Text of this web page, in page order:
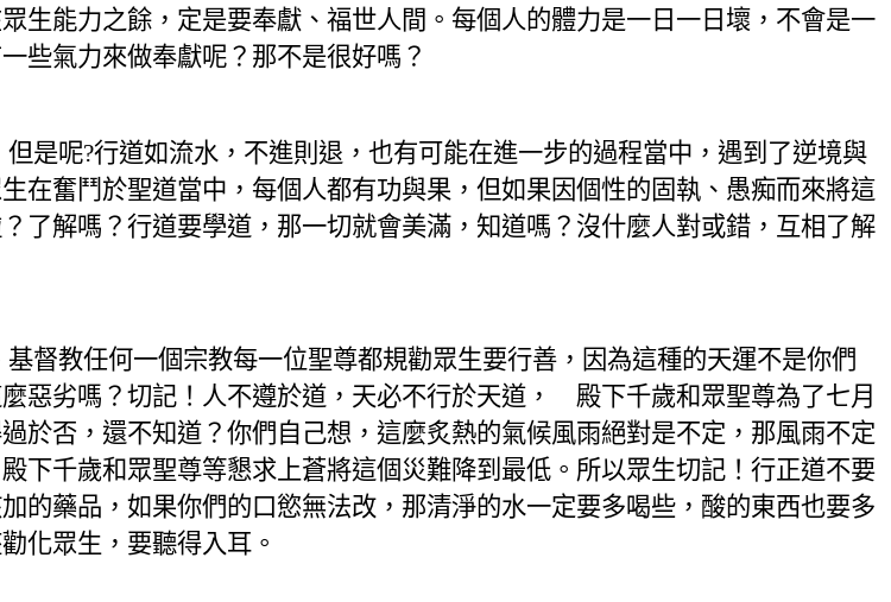
生能力之餘，定是要奉獻、福世人間。每個人的體力是一日一日壞，不會是一
些氣力來做奉獻呢？那不是很好嗎？
但是呢?行道如流水，不進則退，也有可能在進一步的過程當中，遇到了逆境與
在奮鬥於聖道當中，每個人都有功與果，但如果因個性的固執、愚痴而來將這
了解嗎？行道要學道，那一切就會美滿，知道嗎？沒什麼人對或錯，互相了解
督教任何一個宗教每一位聖尊都規勸眾生要行善，因為這種的天運不是你們
惡劣嗎？切記！人不遵於道，天必不行於天道， 殿下千歲和眾聖尊為了七月
於否，還不知道？你們自己想，這麼炙熱的氣候風雨絕對是不定，那風雨不定
千歲和眾聖尊等懇求上蒼將這個災難降到最低。所以眾生切記！行正道不要
的藥品，如果你們的口慾無法改，那清淨的水一定要多喝些，酸的東西也要多
化眾生，要聽得入耳。